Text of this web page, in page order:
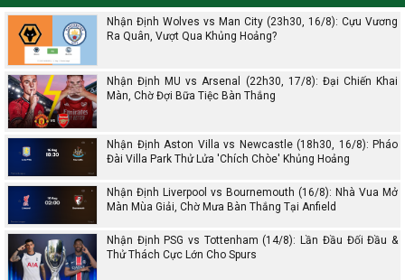
Nhận Định Wolves vs Man City (23h30, 16/8): Cựu Vương
Ra Quân, Vượt Qua Khủng Hoảng?
Nhận Định MU vs Arsenal (22h30, 17/8): Đại Chiến Khai
Màn, Chờ Đợi Bữa Tiệc Bàn Thắng
Nhận Định Aston Villa vs Newcastle (18h30, 16/8): Pháo
Đài Villa Park Thử Lửa 'Chích Chòe' Khủng Hoảng
Nhận Định Liverpool vs Bournemouth (16/8): Nhà Vua Mở
Màn Mùa Giải, Chờ Mưa Bàn Thắng Tại Anfield
Nhận Định PSG vs Tottenham (14/8): Lần Đầu Đối Đầu &
Thử Thách Cực Lớn Cho Spurs